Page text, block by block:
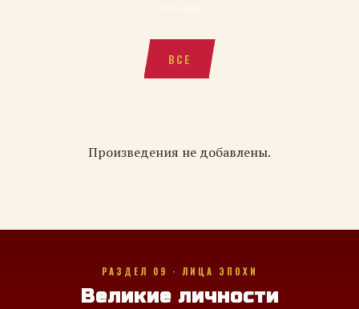
ВСЕ
Произведения не добавлены.
РАЗДЕЛ 09 · ЛИЦА ЭПОХИ
Великие личности